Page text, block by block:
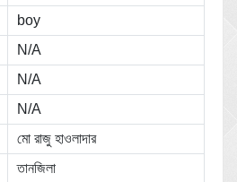
boy
N/A
N/A
N/A
মো রাজু হাওলাদার
তানজিলা